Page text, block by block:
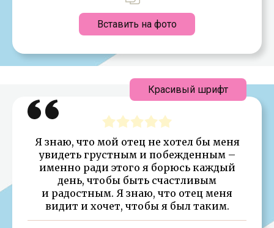
Вставить на фото
Я знаю, что мой отец не хотел бы меня
увидеть грустным и побежденным –
именно ради этого я борюсь каждый
день, чтобы быть счастливым
и радостным. Я знаю, что отец меня
видит и хочет, чтобы я был таким.
Красивый шрифт